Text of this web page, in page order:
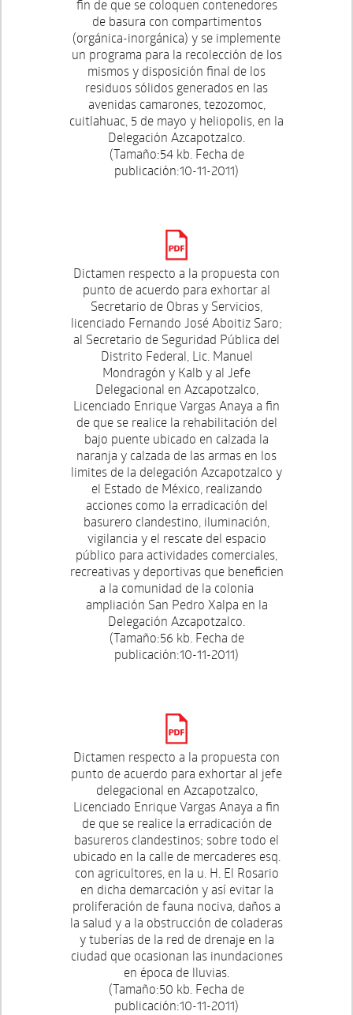
fin de que se coloquen contenedores
de basura con compartimentos
(orgánica-inorgánica) y se implemente
un programa para la recolección de los
mismos y disposición final de los
residuos sólidos generados en las
avenidas camarones, tezozomoc,
cuitlahuac, 5 de mayo y heliopolis, en la
Delegación Azcapotzalco.
(Tamaño:54 kb. Fecha de
publicación:10-11-2011)
Dictamen respecto a la propuesta con
punto de acuerdo para exhortar al
Secretario de Obras y Servicios,
licenciado Fernando José Aboitiz Saro;
al Secretario de Seguridad Pública del
Distrito Federal, Lic. Manuel
Mondragón y Kalb y al Jefe
Delegacional en Azcapotzalco,
Licenciado Enrique Vargas Anaya a fin
de que se realice la rehabilitación del
bajo puente ubicado en calzada la
naranja y calzada de las armas en los
limites de la delegación Azcapotzalco y
el Estado de México, realizando
acciones como la erradicación del
basurero clandestino, iluminación,
vigilancia y el rescate del espacio
público para actividades comerciales,
recreativas y deportivas que beneficien
a la comunidad de la colonia
ampliación San Pedro Xalpa en la
Delegación Azcapotzalco.
(Tamaño:56 kb. Fecha de
publicación:10-11-2011)
Dictamen respecto a la propuesta con
punto de acuerdo para exhortar al jefe
delegacional en Azcapotzalco,
Licenciado Enrique Vargas Anaya a fin
de que se realice la erradicación de
basureros clandestinos; sobre todo el
ubicado en la calle de mercaderes esq.
con agricultores, en la u. H. El Rosario
en dicha demarcación y así evitar la
proliferación de fauna nociva, daños a
la salud y a la obstrucción de coladeras
y tuberías de la red de drenaje en la
ciudad que ocasionan las inundaciones
en época de lluvias.
(Tamaño:50 kb. Fecha de
publicación:10-11-2011)